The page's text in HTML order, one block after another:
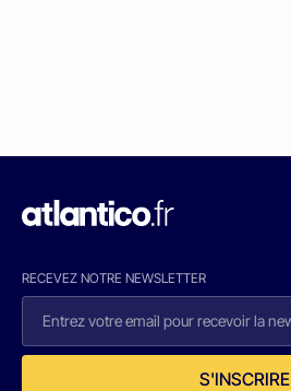
RECEVEZ NOTRE NEWSLETTER
S'INSCRIRE